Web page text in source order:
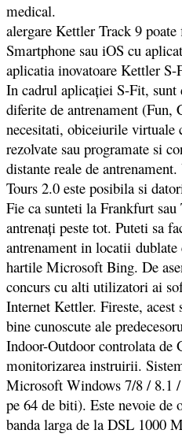
medical.
alergare Kettler Track 9
Smartphone sau iOS cu
aplicatia inovatoare Kettler
In cadrul aplicației S-Fit,
diferite de antrenament (Fun,
necesitati, obiceiurile virtuale
rezolvate sau programate si
distante reale de
Tours 2.0 este posibila si
Fie ca sunteti la Frankfurt
antrenați peste tot. Puteti sa
antrenament in locatii
hartile Microsoft Bing. De
concurs cu alti utilizatori ai
Internet Kettler. Fireste, acest
bine cunoscute ale
Indoor-Outdoor controlata de
monitorizarea instruirii.
Microsoft Windows 7/8 / 8.1 /
pe 64 de biti). Este nevoie de
banda larga de la DSL 1000